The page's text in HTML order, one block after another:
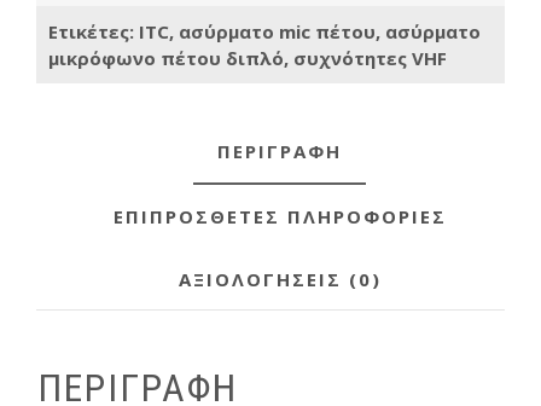
Ετικέτες: ITC, ασύρματο mic πέτου, ασύρματο
μικρόφωνο πέτου διπλό, συχνότητες VHF
ΠΕΡΙΓΡΑΦΗ
ΕΠΙΠΡΟΣΘΕΤΕΣ ΠΛΗΡΟΦΟΡΙΕΣ
ΑΞΙΟΛΟΓΗΣΕΙΣ (0)
ΠΕΡΙΓΡΑΦΗ